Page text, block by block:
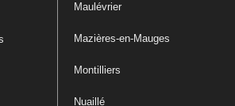
Maulévrier
Mazières-en-Mauges
Montilliers
Nuaillé